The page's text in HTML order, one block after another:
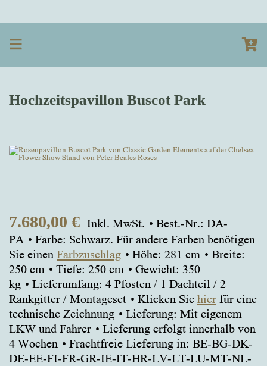
Hochzeitspavillon Buscot Park
7.680,00 € Inkl. MwSt.
Best.-Nr.: DA-
PA
Farbe: Schwarz. Für andere Farben benötigen
Sie einen Farbzuschlag Höhe: 281 cm
Breite:
250 cm
Tiefe: 250 cm
Gewicht: 350
kg
Lieferumfang: 4 Pfosten / 1 Dachteil / 2
Rankgitter / Montageset
Klicken Sie hier für eine
technische Zeichnung
Lieferung: Mit eigenem
LKW und Fahrer
Lieferung erfolgt innerhalb von
4 Wochen
Frachtfreie Lieferung in: BE-BG-DK-
DE-EE-FI-FR-GR-IE-IT-HR-LV-LT-LU-MT-NL-